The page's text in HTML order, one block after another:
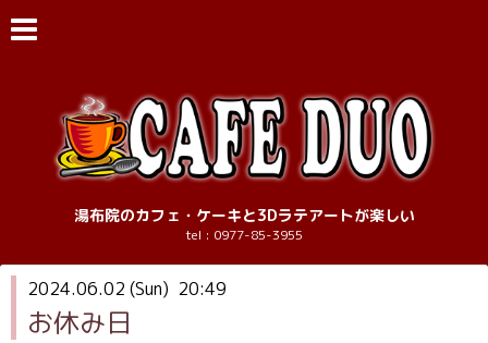
湯布院のカフェ・ケーキと3Dラテアートが楽しい
tel : 0977-85-3955
2024.06.02 (Sun) 20:49
お休み日